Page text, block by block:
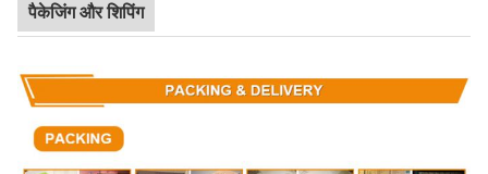
पैकेजिंग और शिपिंग